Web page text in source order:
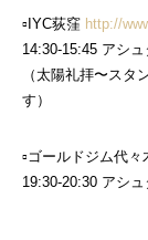
▫︎IYC荻窪 http://
14:30-15:45 アシ
（太陽礼拝〜ス
す）
▫︎ゴールドジム代々
19:30-20:30 アシ